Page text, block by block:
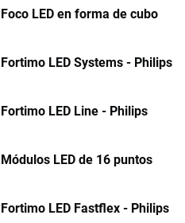
Foco LED en forma de cubo
Fortimo LED Systems - Philips
Fortimo LED Line - Philips
Módulos LED de 16 puntos
Fortimo LED Fastflex - Philips